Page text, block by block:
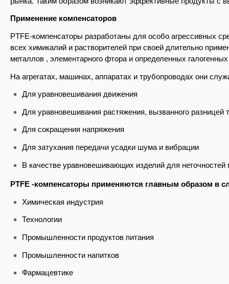
Применение компенсаторов
PTFE-компенсаторы разработаны для особо агрессивных
всех химикалий и растворителей при своей длительно
металлов , элементарного фтора и определенных
На агрегатах, машинах, аппаратах и трубопроводах они
Для уравновешивания движения
Для уравновешивания растяжения, вызванного разницей
Для сокращения напряжения
Для затухания передачи усадки шума и вибрации
В качестве уравновешивающих изделий для неточностей
PTFE -компенсаторы применяются главным образом в
Химическая индустрия
Технологии
Промышленности продуктов питания
Промышленности напитков
Фармацевтике